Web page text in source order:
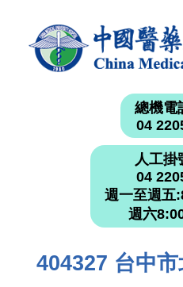
總機電
04
人工掛
04
週一至週五
週六
404327 台中